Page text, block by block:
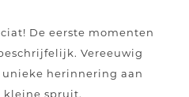
De eerste momenten
Vereeuwig
unieke herinnering aan
kleine spruit.